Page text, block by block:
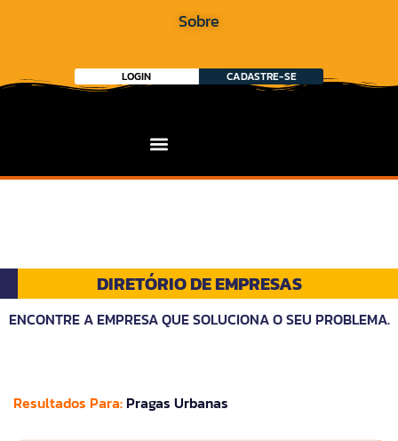
Sobre
LOGIN CADASTRE-SE
DIRETÓRIO DE EMPRESAS
ENCONTRE A EMPRESA QUE SOLUCIONA O SEU PROBLEMA.
Resultados Para: Pragas Urbanas